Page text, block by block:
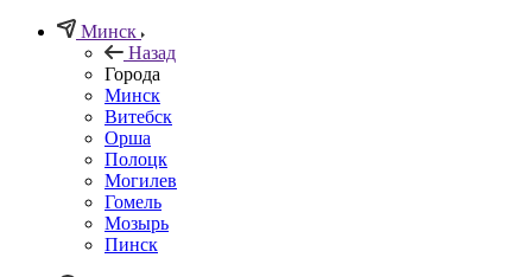
Минск
Назад
Города
Минск
Витебск
Орша
Полоцк
Могилев
Гомель
Мозырь
Пинск